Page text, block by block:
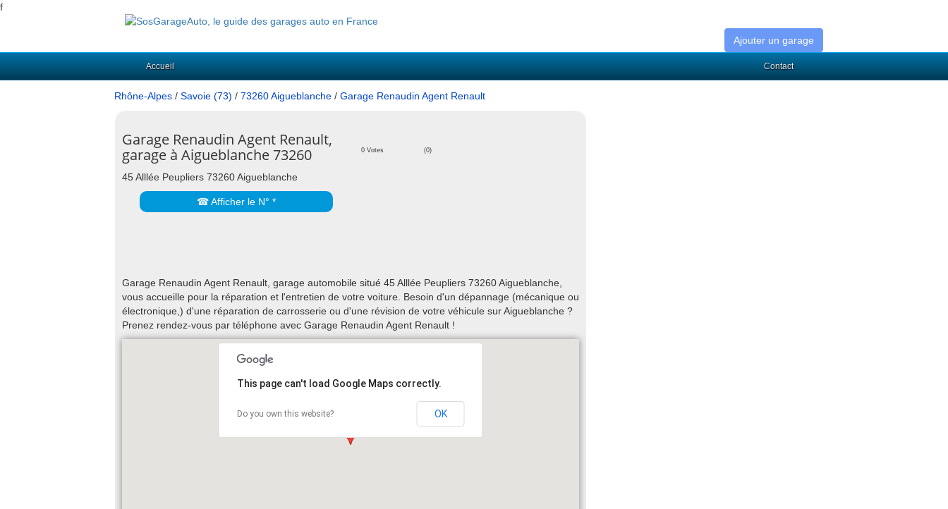
f
Ajouter un garage
Accueil Contact
Rhône-Alpes / Savoie (73) / 73260 Aigueblanche / Garage Renaudin Agent Renault
Garage Renaudin Agent Renault,
garage à Aigueblanche 73260
0 Votes (0)
45 Alllée Peupliers 73260 Aigueblanche
☎ Afficher le N° *
Garage Renaudin Agent Renault, garage automobile situé 45 Alllée Peupliers 73260 Aigueblanche,
vous accueille pour la réparation et l'entretien de votre voiture. Besoin d'un dépannage (mécanique ou
électronique,) d'une réparation de carrosserie ou d'une révision de votre véhicule sur Aigueblanche ?
Prenez rendez-vous par téléphone avec Garage Renaudin Agent Renault !
This page can't load Google Maps correctly.
Do you own this website? OK